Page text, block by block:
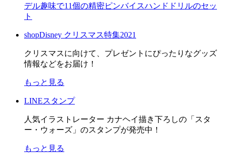
デル趣味で11個の精密ピンバイスハンドドリルのセッ
ト
shopDisney クリスマス特集2021
クリスマスに向けて、プレゼントにぴったりなグッズ
情報などをお届け！
もっと見る
LINEスタンプ
人気イラストレーター カナヘイ描き下ろしの「スタ
ー・ウォーズ」のスタンプが発売中！
もっと見る